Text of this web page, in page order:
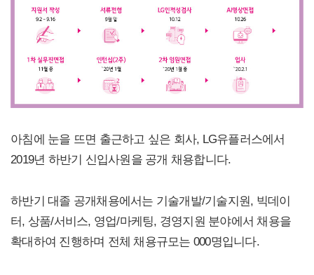
아침에 눈을 뜨면 출근하고 싶은 회사, LG유플러스에서
2019년 하반기 신입사원을 공개 채용합니다.
하반기 대졸 공개채용에서는 기술개발/기술지원, 빅데이
터, 상품/서비스, 영업/마케팅, 경영지원 분야에서 채용을
확대하여 진행하며 전체 채용규모는 000명입니다.